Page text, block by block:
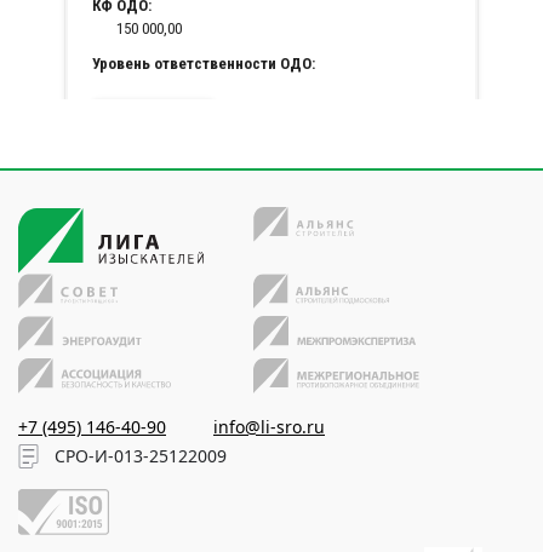
+7 (495) 146-40-90
info@li-sro.ru
СРО-И-013-25122009